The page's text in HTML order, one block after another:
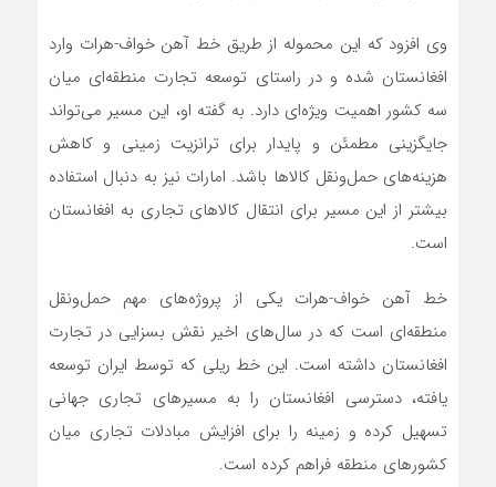
وی افزود که این محموله از طریق خط آهن خواف-هرات وارد
افغانستان شده و در راستای توسعه تجارت منطقه‌ای میان
سه کشور اهمیت ویژه‌ای دارد. به گفته او، این مسیر می‌تواند
جایگزینی مطمئن و پایدار برای ترانزیت زمینی و کاهش
هزینه‌های حمل‌ونقل کالاها باشد. امارات نیز به دنبال استفاده
بیشتر از این مسیر برای انتقال کالاهای تجاری به افغانستان
است.
خط آهن خواف-هرات یکی از پروژه‌های مهم حمل‌ونقل
منطقه‌ای است که در سال‌های اخیر نقش بسزایی در تجارت
افغانستان داشته است. این خط ریلی که توسط ایران توسعه
یافته، دسترسی افغانستان را به مسیرهای تجاری جهانی
تسهیل کرده و زمینه را برای افزایش مبادلات تجاری میان
کشورهای منطقه فراهم کرده است.